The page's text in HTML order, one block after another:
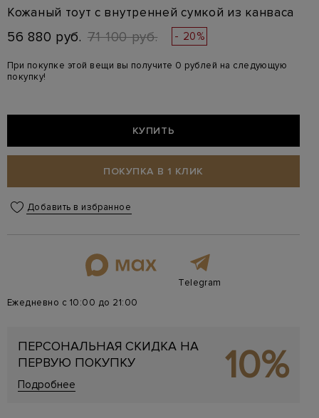
Кожаный тоут с внутренней сумкой из канваса
56 880 руб. 71 100 руб. - 20%
При покупке этой вещи вы получите 0 рублей на следующую
покупку!
КУПИТЬ
ПОКУПКА В 1 КЛИК
Добавить в избранное
Telegram
Ежедневно с 10:00 до 21:00
ПЕРСОНАЛЬНАЯ СКИДКА НА
ПЕРВУЮ ПОКУПКУ
Подробнее 10%